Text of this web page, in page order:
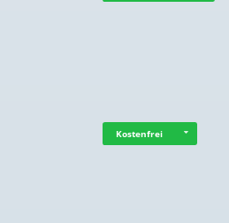
Kostenfrei